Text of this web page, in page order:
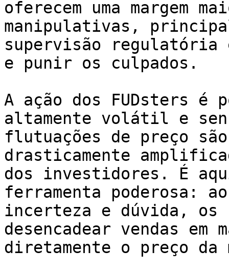
oferecem uma margem
manipulativas,
supervisão
e punir os culpados.
A ação dos FUDsters é
altamente volátil e
flutuações de preço
drasticamente
dos investidores. É
ferramenta poderosa:
incerteza e dúvida, os
desencadear vendas em
diretamente o preço da